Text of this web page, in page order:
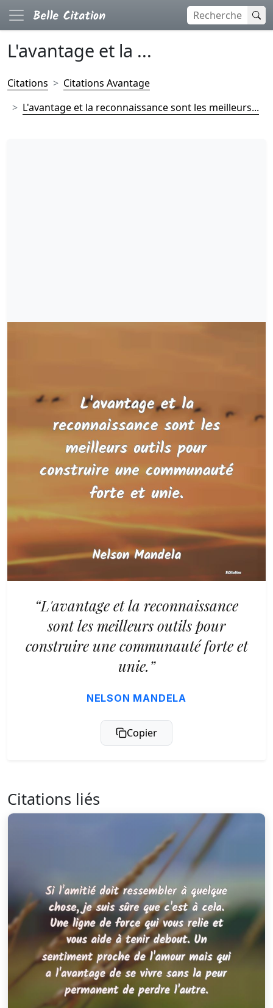
L'avantage et la ...
Citations
Citations Avantage
L'avantage et la reconnaissance sont les meilleurs...
“L'avantage et la reconnaissance
sont les meilleurs outils pour
construire une communauté forte et
unie.”
NELSON MANDELA
Copier
Citations liés